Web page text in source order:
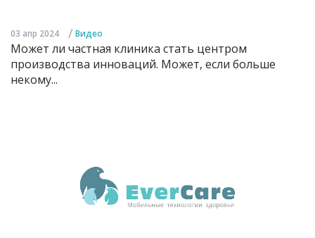
03 апр 2024 / Видео
Может ли частная клиника стать центром
производства инноваций. Может, если больше
некому...